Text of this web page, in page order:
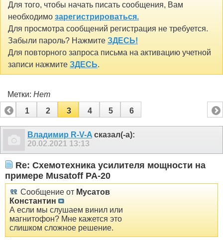
Для того, чтобы начать писать сообщения, Вам
необходимо зарегистрироваться.
Для просмотра сообщений регистрация не требуется.
Забыли пароль? Нажмите ЗДЕСЬ!
Для повторного запроса письма на активацию учетной
записи нажмите ЗДЕСЬ.
Метки: Нет
1
2 3 4 5 6
Владимир R-V-A сказал(-а):
20.02.2021 13:13
Re: Схемотехника усилителя мощности на
примере Musatoff PA-20
Сообщение от Мусатов
Константин
А если мы слушаем винил или
магнитофон? Мне кажется это
слишком сложное решение.